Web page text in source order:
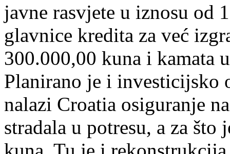
javne rasvjete u iznosu od
glavnice kredita za već
300.000,00 kuna i kamata
Planirano je i investicijsko
nalazi Croatia osiguranje
stradala u potresu, a za